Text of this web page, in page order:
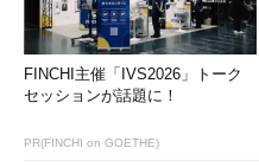
FINCHI主催「IVS2026」トーク
セッションが話題に！
PR(FINCHI on GOETHE)